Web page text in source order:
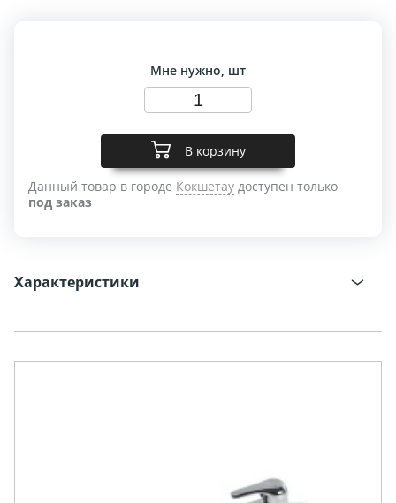
Характеристики
Мне нужно, шт
В корзину
Данный товар в городе Кокшетау доступен только
под заказ